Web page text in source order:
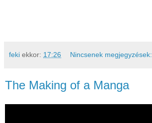
feki ekkor: 17:26 Nincsenek megjegyzések:
The Making of a Manga